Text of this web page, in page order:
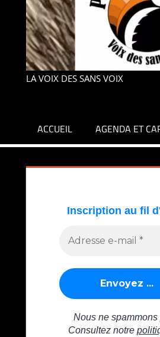
LA VOIX DES SANS VOIX
ACCUEIL AGENDA ET